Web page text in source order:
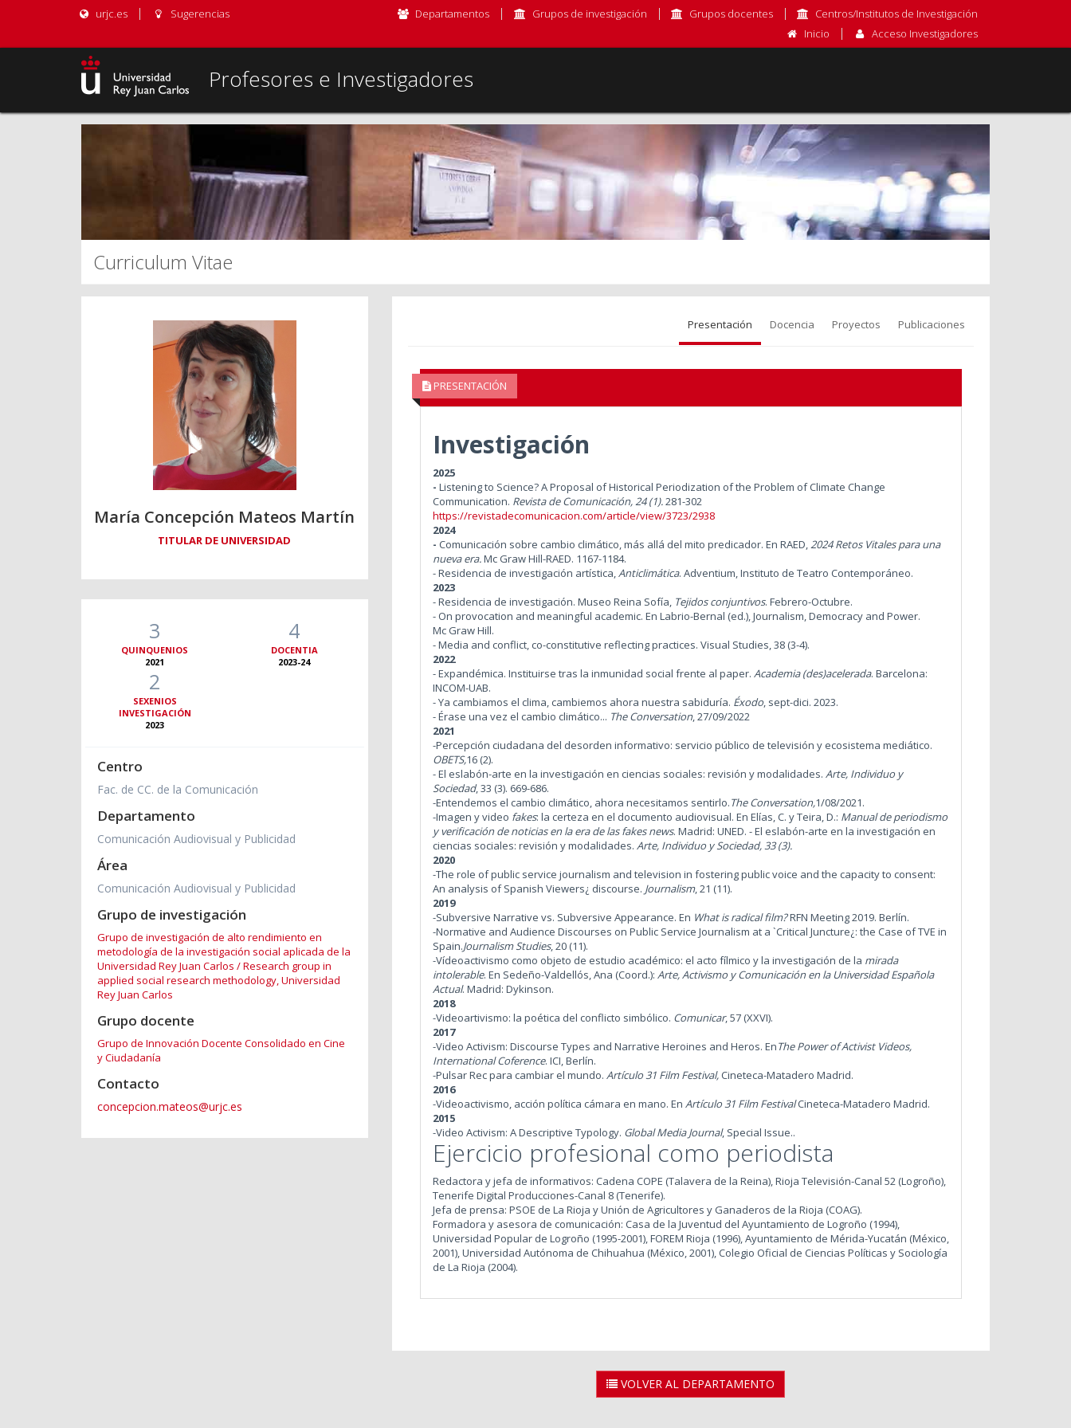
urjc.es Sugerencias Departamentos Grupos de investigación Grupos docentes
Centros/Institutos de Investigación
Inicio
Acceso Investigadores
Profesores e Investigadores
Curriculum Vitae
María Concepción Mateos Martín
TITULAR DE UNIVERSIDAD
3
QUINQUENIOS
2021
4
DOCENTIA
2023-24
2
SEXENIOS
INVESTIGACIÓN
2023
Centro
Fac. de CC. de la Comunicación
Departamento
Comunicación Audiovisual y Publicidad
Área
Comunicación Audiovisual y Publicidad
Grupo de investigación
Grupo de investigación de alto rendimiento en
metodología de la investigación social aplicada de la
Universidad Rey Juan Carlos / Research group in
applied social research methodology, Universidad
Rey Juan Carlos
Grupo docente
Grupo de Innovación Docente Consolidado en Cine
y Ciudadanía
Contacto
concepcion.mateos@urjc.es
Presentación Docencia Proyectos Publicaciones
PRESENTACIÓN
Investigación
2025
- Listening to Science? A Proposal of Historical Periodization of the Problem of Climate Change
Communication. Revista de Comunicación, 24 (1).281-302
https://revistadecomunicacion.com/article/view/3723/2938
2024
- Comunicación sobre cambio climático, más allá del mito predicador. En RAED, 2024 Retos Vitales para una
nueva era.Mc Graw Hill-RAED. 1167-1184.
- Residencia de investigación artística, Anticlimática. Adventium, Instituto de Teatro Contemporáneo.
2023
- Residencia de investigación. Museo Reina Sofía, Tejidos conjuntivos. Febrero-Octubre.
- On provocation and meaningful academic. En Labrio-Bernal (ed.), Journalism, Democracy and Power.
Mc Graw Hill.
- Media and conflict, co-constitutive reflecting practices. Visual Studies, 38 (3-4).
2022
- Expandémica. Instituirse tras la inmunidad social frente al paper. Academia (des)acelerada. Barcelona:
INCOM-UAB.
- Ya cambiamos el clima, cambiemos ahora nuestra sabiduría. Éxodo, sept-dici. 2023.
- Érase una vez el cambio climático... The Conversation, 27/09/2022
2021
-Percepción ciudadana del desorden informativo: servicio público de televisión y ecosistema mediático.
OBETS,16 (2).
-El eslabón-arte en la investigación en ciencias sociales: revisión y modalidades. Arte, Individuo y
Sociedad, 33 (3). 669-686.
-Entendemos el cambio climático, ahora necesitamos sentirlo.The Conversation,1/08/2021.
-Imagen y video fakes: la certeza en el documento audiovisual. En Elías, C. y Teira, D.: Manual de periodismo
y verificación de noticias en la era de las fakes news. Madrid: UNED. - El eslabón-arte en la investigación en
ciencias sociales: revisión y modalidades. Arte, Individuo y Sociedad, 33 (3).
2020
-The role of public service journalism and television in fostering public voice and the capacity to consent:
An analysis of Spanish Viewers¿ discourse. Journalism, 21 (11).
2019
-Subversive Narrative vs. Subversive Appearance. En What is radical film?RFN Meeting 2019. Berlín.
-Normative and Audience Discourses on Public Service Journalism at a `Critical Juncture¿: the Case of TVE in
Spain.Journalism Studies, 20 (11).
-Vídeoactivismo como objeto de estudio académico: el acto fílmico y la investigación de la mirada
intolerable. En Sedeño-Valdellós, Ana (Coord.): Arte, Activismo y Comunicación en la Universidad Española
Actual. Madrid: Dykinson.
2018
-Videoartivismo: la poética del conflicto simbólico. Comunicar, 57 (XXVI).
2017
-Video Activism: Discourse Types and Narrative Heroines and Heros. EnThe Power of Activist Videos,
International Coference. ICI, Berlín.
-Pulsar Rec para cambiar el mundo. Artículo 31 Film Festival,Cineteca-Matadero Madrid.
2016
-Videoactivismo, acción política cámara en mano. En Artículo 31 Film FestivalCineteca-Matadero Madrid.
2015
-Video Activism: A Descriptive Typology. Global Media Journal, Special Issue..
Ejercicio profesional como periodista
Redactora y jefa de informativos: Cadena COPE (Talavera de la Reina), Rioja Televisión-Canal 52 (Logroño),
Tenerife Digital Producciones-Canal 8 (Tenerife).
Jefa de prensa: PSOE de La Rioja y Unión de Agricultores y Ganaderos de la Rioja (COAG).
Formadora y asesora de comunicación: Casa de la Juventud del Ayuntamiento de Logroño (1994),
Universidad Popular de Logroño (1995-2001), FOREM Rioja (1996), Ayuntamiento de Mérida-Yucatán (México,
2001), Universidad Autónoma de Chihuahua (México, 2001), Colegio Oficial de Ciencias Políticas y Sociología
de La Rioja (2004).
VOLVER AL DEPARTAMENTO